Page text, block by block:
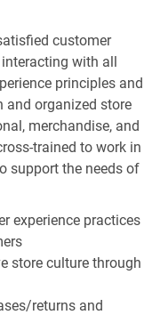
customer
with all
principles and
and organized store
merchandise, and
trained to work in
support the needs of
experience practices
store culture through
returns and